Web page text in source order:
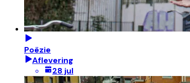
Poëzie
Aflevering
28 jul